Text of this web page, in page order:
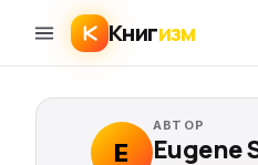
Книгизм
E
АВТОР
Eugene